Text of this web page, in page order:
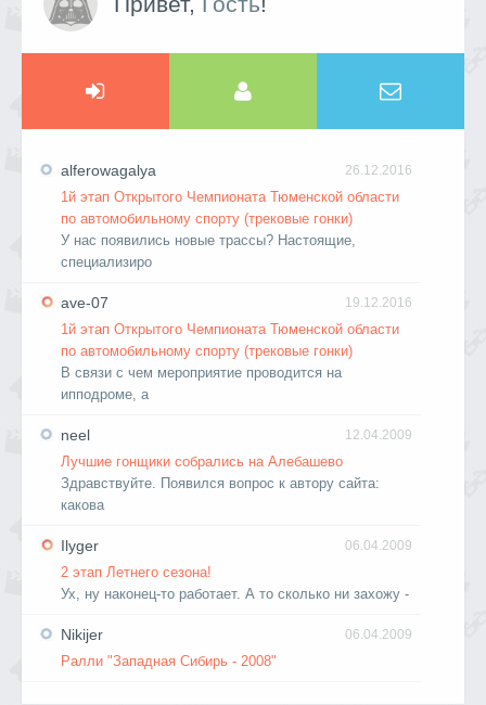
26.12.2016
alferowagalya
1й этап Открытого Чемпионата Тюменской области
по автомобильному спорту (трековые гонки)
У нас появились новые трассы? Настоящие,
специализиро
19.12.2016
ave-07
1й этап Открытого Чемпионата Тюменской области
по автомобильному спорту (трековые гонки)
В связи с чем мероприятие проводится на
ипподроме, а
12.04.2009
neel
Лучшие гонщики собрались на Алебашево
Здравствуйте. Появился вопрос к автору сайта:
какова
06.04.2009
Ilyger
2 этап Летнего сезона!
Ух, ну наконец-то работает. А то сколько ни захожу -
06.04.2009
Nikijer
Ралли "Западная Сибирь - 2008"